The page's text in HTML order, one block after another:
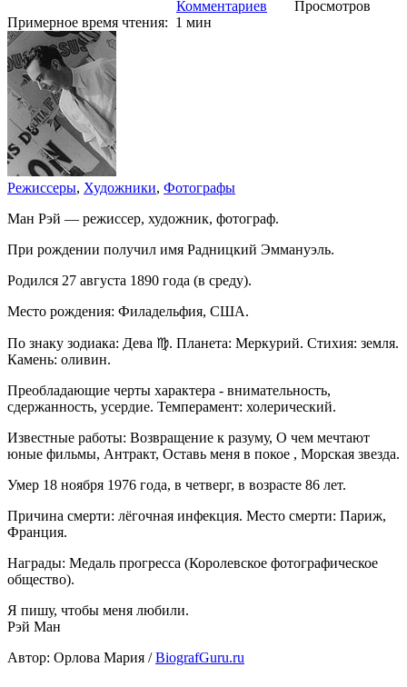
Примерное время чтения: 1 мин
Режиссеры, Художники, Фотографы
Ман Рэй — режиссер, художник, фотограф.
При рождении получил имя Радницкий Эммануэль.
Родился 27 августа 1890 года (в среду).
Место рождения: Филадельфия, США.
По знаку зодиака: Дева ♍. Планета: Меркурий. Стихия: земля.
Камень: оливин.
Преобладающие черты характера - внимательность,
сдержанность, усердие. Темперамент: холерический.
Известные работы: Возвращение к разуму, О чем мечтают
юные фильмы, Антракт, Оставь меня в покое , Морская звезда.
Умер 18 ноября 1976 года, в четверг, в возрасте 86 лет.
Причина смерти: лёгочная инфекция. Место смерти: Париж,
Франция.
Награды: Медаль прогресса (Королевское фотографическое
общество).
Я пишу, чтобы меня любили.
Рэй Ман
Автор: Орлова Мария /BiografGuru.ru